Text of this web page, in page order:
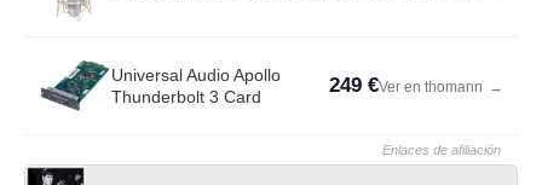
Universal Audio Apollo
Thunderbolt 3 Card
249 €Ver en thomann →
Enlaces de afiliación